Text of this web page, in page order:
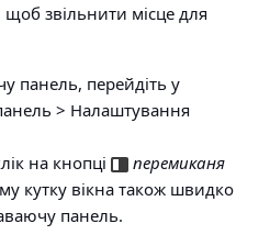
щоб звільнити місце для
панель, перейдіть у
> Налаштування
на кнопці
перемиканя
кутку вікна також швидко
панель.